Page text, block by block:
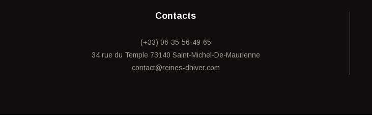
Contacts
(+33) 06-35-56-49-65
34 rue du Temple 73140 Saint-Michel-De-Maurienne
contact@reines-dhiver.com